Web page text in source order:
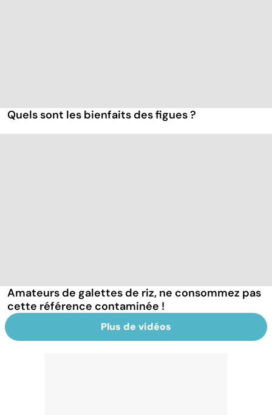
Quels sont les bienfaits des figues ?
Amateurs de galettes de riz, ne consommez pas
cette référence contaminée !
Plus de vidéos